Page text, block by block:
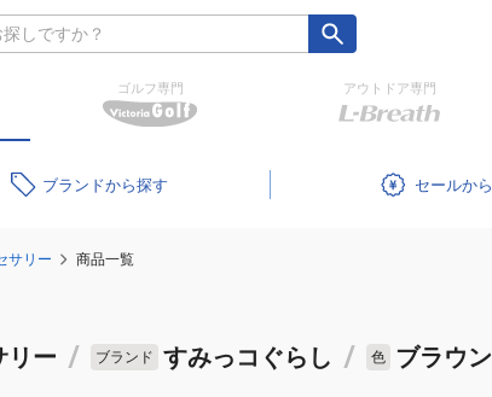
ゴルフ専門 アウトドア専門
ブランド セール
サリー 商品一覧
リー / ブランド すみっコぐらし / 色 ブラウン